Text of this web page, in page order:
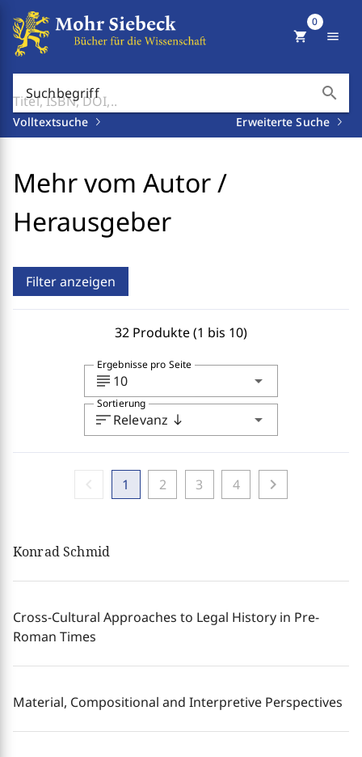
Suchbegriff search
Volltextsuche Erweiterte Suche
shopping_cart
0
menu
Mehr vom Autor /
Herausgeber
Filter anzeigen
32 Produkte (1 bis 10)
subject 10 arrow_drop_down
Ergebnisse pro Seite
sortRelevanz south arrow_drop_down
Sortierung
1 2 3 4 chevron_right
Konrad Schmid
Cross-Cultural Approaches to Legal History in Pre-
Roman Times
Material, Compositional and Interpretive Perspectives